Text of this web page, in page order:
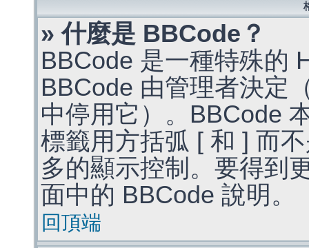
» 什麼是 BBCode？
BBCode 是一種特殊的
BBCode 由管理者決定
中停用它）。BBCode
標籤用方括弧 [ 和 ] 而
多的顯示控制。要得到
面中的 BBCode 說明。
回頂端